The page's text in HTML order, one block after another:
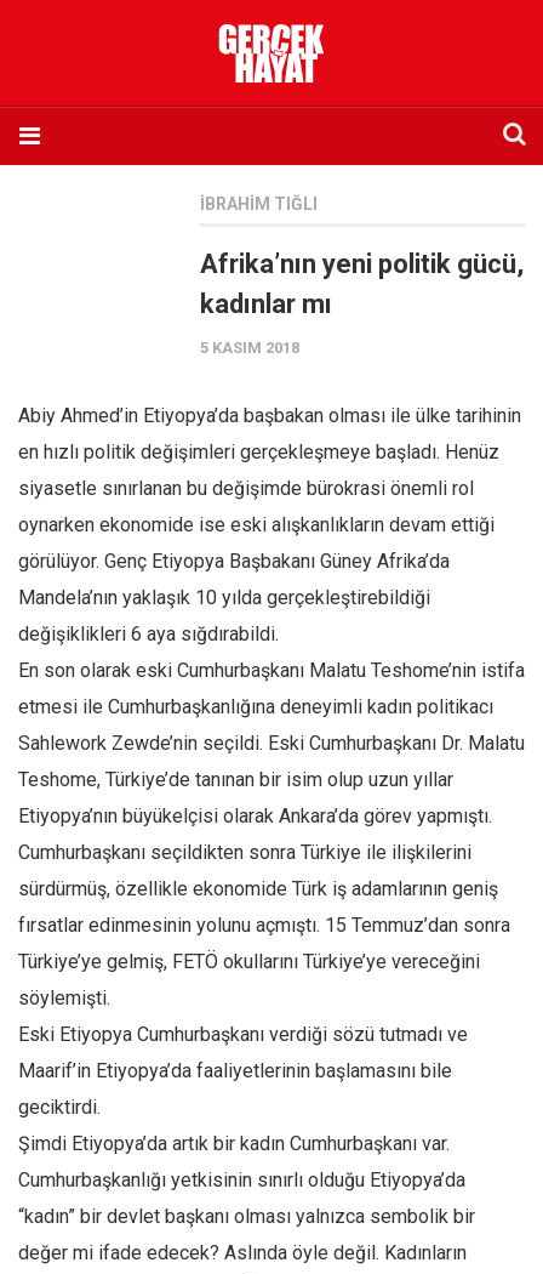
Abone olmak istiyorum
Sosyal Medya
Twitter
Facebook
Instagram
YouTube
Editörden
Mahmut Toptaş
Yvonne Ridley
Barış Tarımcıoğlu
Ömer Kayani
Yusuf Armağan
Hasanali Yıldırım
Leyla Şerif Emin
Selçuk Türkyılmaz
Amina S. Jenenkovic
Bağdagül Öz
İBRAHIM TIĞLI
Afrika’nın yeni politik gücü,
kadınlar mı
5 KASIM 2018
Abiy Ahmed’in Etiyopya’da başbakan olması ile ülke tarihinin
en hızlı politik değişimleri gerçekleşmeye başladı. Henüz
siyasetle sınırlanan bu değişimde bürokrasi önemli rol
oynarken ekonomide ise eski alışkanlıkların devam ettiği
görülüyor. Genç Etiyopya Başbakanı Güney Afrika’da
Mandela’nın yaklaşık 10 yılda gerçekleştirebildiği
değişiklikleri 6 aya sığdırabildi.
En son olarak eski Cumhurbaşkanı Malatu Teshome’nin istifa
etmesi ile Cumhurbaşkanlığına deneyimli kadın politikacı
Sahlework Zewde’nin seçildi. Eski Cumhurbaşkanı Dr. Malatu
Teshome, Türkiye’de tanınan bir isim olup uzun yıllar
Etiyopya’nın büyükelçisi olarak Ankara’da görev yapmıştı.
Cumhurbaşkanı seçildikten sonra Türkiye ile ilişkilerini
sürdürmüş, özellikle ekonomide Türk iş adamlarının geniş
fırsatlar edinmesinin yolunu açmıştı. 15 Temmuz’dan sonra
Türkiye’ye gelmiş, FETÖ okullarını Türkiye’ye vereceğini
söylemişti.
Eski Etiyopya Cumhurbaşkanı verdiği sözü tutmadı ve
Maarif’in Etiyopya’da faaliyetlerinin başlamasını bile
geciktirdi.
Şimdi Etiyopya’da artık bir kadın Cumhurbaşkanı var.
Cumhurbaşkanlığı yetkisinin sınırlı olduğu Etiyopya’da
“kadın” bir devlet başkanı olması yalnızca sembolik bir
değer mi ifade edecek? Aslında öyle değil. Kadınların